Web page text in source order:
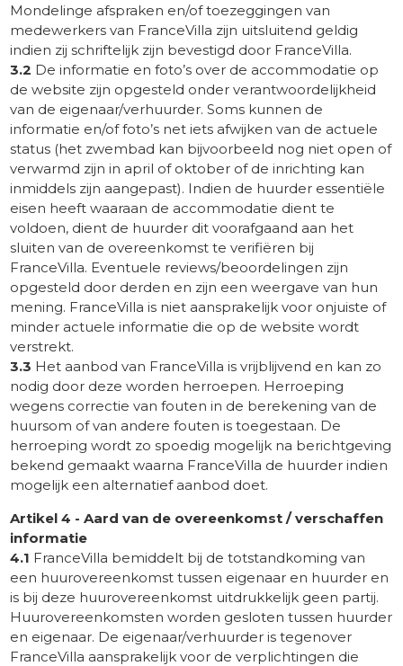
Mondelinge afspraken en/of toezeggingen van
medewerkers van FranceVilla zijn uitsluitend geldig
indien zij schriftelijk zijn bevestigd door FranceVilla.
3.2 De informatie en foto’s over de accommodatie op
de website zijn opgesteld onder verantwoordelijkheid
van de eigenaar/verhuurder. Soms kunnen de
informatie en/of foto’s net iets afwijken van de actuele
status (het zwembad kan bijvoorbeeld nog niet open of
verwarmd zijn in april of oktober of de inrichting kan
inmiddels zijn aangepast). Indien de huurder essentiële
eisen heeft waaraan de accommodatie dient te
voldoen, dient de huurder dit voorafgaand aan het
sluiten van de overeenkomst te verifiëren bij
FranceVilla. Eventuele reviews/beoordelingen zijn
opgesteld door derden en zijn een weergave van hun
mening. FranceVilla is niet aansprakelijk voor onjuiste of
minder actuele informatie die op de website wordt
verstrekt.
3.3 Het aanbod van FranceVilla is vrijblijvend en kan zo
nodig door deze worden herroepen. Herroeping
wegens correctie van fouten in de berekening van de
huursom of van andere fouten is toegestaan. De
herroeping wordt zo spoedig mogelijk na berichtgeving
bekend gemaakt waarna FranceVilla de huurder indien
mogelijk een alternatief aanbod doet.
Artikel 4 - Aard van de overeenkomst / verschaffen
informatie
4.1 FranceVilla bemiddelt bij de totstandkoming van
een huurovereenkomst tussen eigenaar en huurder en
is bij deze huurovereenkomst uitdrukkelijk geen partij.
Huurovereenkomsten worden gesloten tussen huurder
en eigenaar. De eigenaar/verhuurder is tegenover
FranceVilla aansprakelijk voor de verplichtingen die